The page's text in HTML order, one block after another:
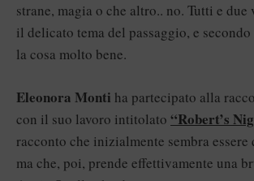
strane, magia o che altro.. no. Tutti e due
il delicato tema del passaggio, e secondo
la cosa molto bene.
Eleonora Monti ha partecipato alla
con il suo lavoro intitolato “Robert’s
racconto che inizialmente sembra
ma che, poi, prende effettivamente una